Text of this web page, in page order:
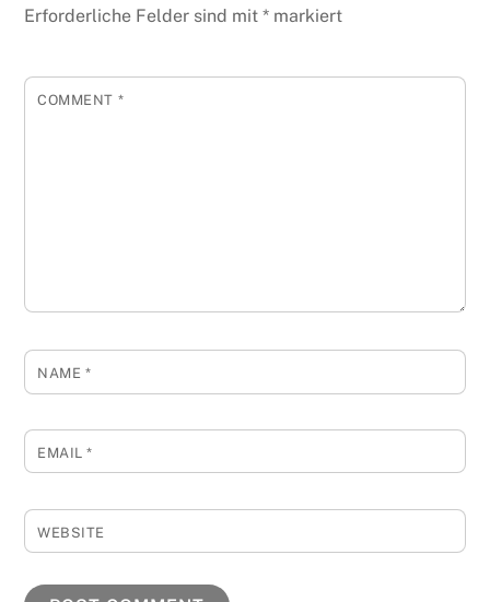
Erforderliche Felder sind mit* markiert
COMMENT *
NAME *
EMAIL*
WEBSITE